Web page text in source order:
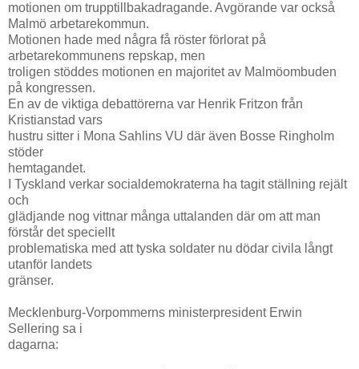
motionen om trupptillbakadragande. Avgörande var också
Malmö arbetarekommun.
Motionen hade med några få röster förlorat på
arbetarekommunens repskap, men
troligen stöddes motionen en majoritet av Malmöombuden
på kongressen.
En av de viktiga debattörerna var Henrik Fritzon från
Kristianstad vars
hustru sitter i Mona Sahlins VU där även Bosse Ringholm
stöder
hemtagandet.
I Tyskland verkar socialdemokraterna ha tagit ställning rejält
och
glädjande nog vittnar många uttalanden där om att man
förstår det speciellt
problematiska med att tyska soldater nu dödar civila långt
utanför landets
gränser.
Mecklenburg-Vorpommerns ministerpresident Erwin
Sellering sa i
dagarna: